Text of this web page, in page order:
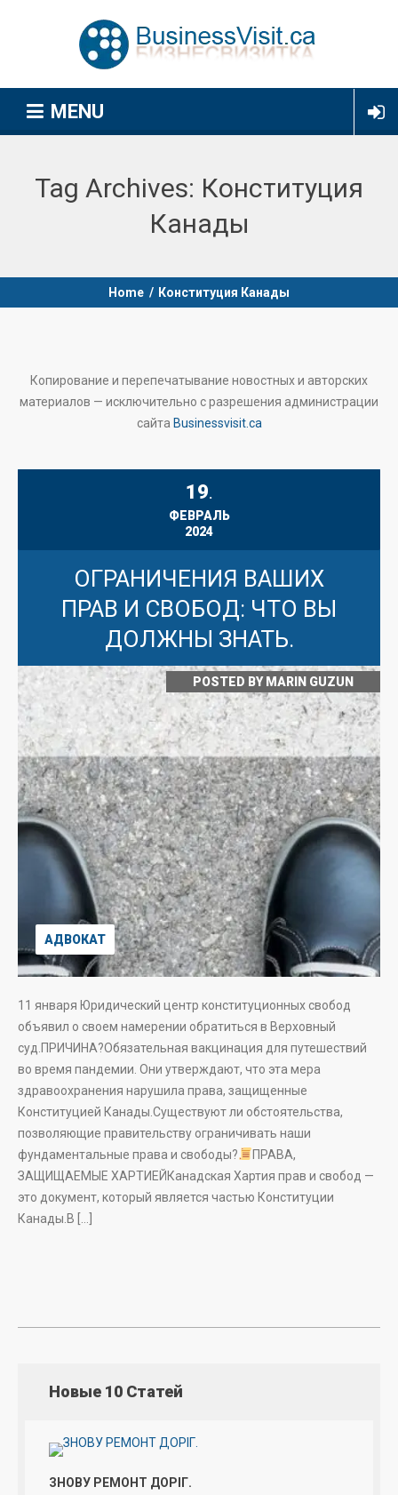
MENU
Tag Archives: Конституция
Канады
Home / Конституция Канады
Копирование и перепечатывание новостных и авторских
материалов — исключительно с разрешения администрации
сайта Businessvisit.ca
19.
ФЕВРАЛЬ
2024
ОГРАНИЧЕНИЯ ВАШИХ
ПРАВ И СВОБОД: ЧТО ВЫ
ДОЛЖНЫ ЗНАТЬ.
POSTED BY MARIN GUZUN
АДВОКАТ
11 января Юридический центр конституционных свобод
объявил о своем намерении обратиться в Верховный
суд.ПРИЧИНА?Обязательная вакцинация для путешествий
во время пандемии. Они утверждают, что эта мера
здравоохранения нарушила права, защищенные
Конституцией Канады.Существуют ли обстоятельства,
позволяющие правительству ограничивать наши
фундаментальные права и свободы?
ПРАВА,
ЗАЩИЩАЕМЫЕ ХАРТИЕЙКанадская Хартия прав и свобод —
это документ, который является частью Конституции
Канады.В […]
Новые 10 Статей
ЗНОВУ РЕМОНТ ДОРІГ.